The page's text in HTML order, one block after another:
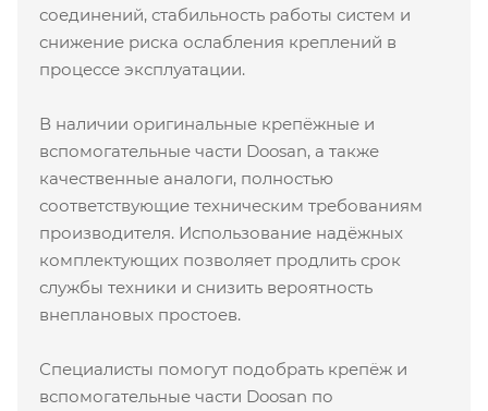
соединений, стабильность работы систем и
снижение риска ослабления креплений в
процессе эксплуатации.
В наличии оригинальные крепёжные и
вспомогательные части Doosan, а также
качественные аналоги, полностью
соответствующие техническим требованиям
производителя. Использование надёжных
комплектующих позволяет продлить срок
службы техники и снизить вероятность
внеплановых простоев.
Специалисты помогут подобрать крепёж и
вспомогательные части Doosan по